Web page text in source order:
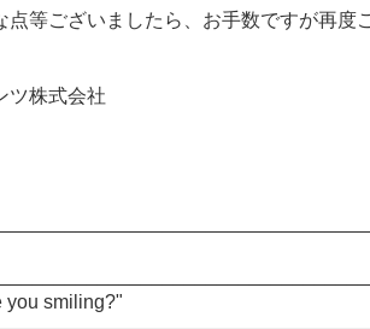
点等ございましたら、お手数ですが再度
ツ株式会社
you smiling?"